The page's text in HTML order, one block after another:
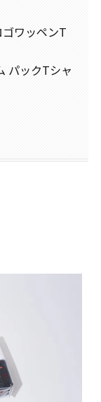
ワッペンT
パックTシャ